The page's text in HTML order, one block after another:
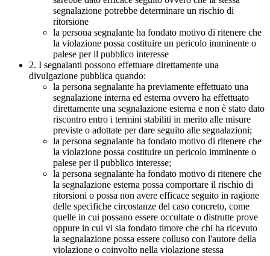
segnalazione potrebbe determinare un rischio di
ritorsione
la persona segnalante ha fondato motivo di ritenere che
la violazione possa costituire un pericolo imminente o
palese per il pubblico interesse
2. I segnalanti possono effettuare direttamente una
divulgazione pubblica quando:
la persona segnalante ha previamente effettuato una
segnalazione interna ed esterna ovvero ha effettuato
direttamente una segnalazione esterna e non è stato dato
riscontro entro i termini stabiliti in merito alle misure
previste o adottate per dare seguito alle segnalazioni;
la persona segnalante ha fondato motivo di ritenere che
la violazione possa costituire un pericolo imminente o
palese per il pubblico interesse;
la persona segnalante ha fondato motivo di ritenere che
la segnalazione esterna possa comportare il rischio di
ritorsioni o possa non avere efficace seguito in ragione
delle specifiche circostanze del caso concreto, come
quelle in cui possano essere occultate o distrutte prove
oppure in cui vi sia fondato timore che chi ha ricevuto
la segnalazione possa essere colluso con l'autore della
violazione o coinvolto nella violazione stessa